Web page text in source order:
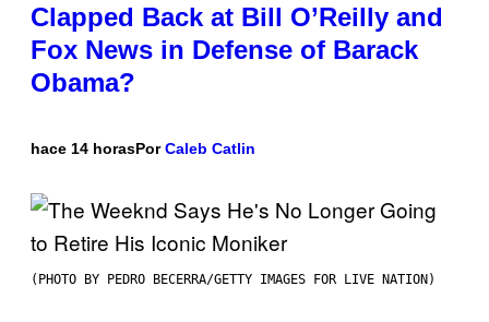
Clapped Back at Bill O’Reilly and
Fox News in Defense of Barack
Obama?
hace 14 horasPorCaleb Catlin
(PHOTO BY PEDRO BECERRA/GETTY IMAGES FOR LIVE NATION)